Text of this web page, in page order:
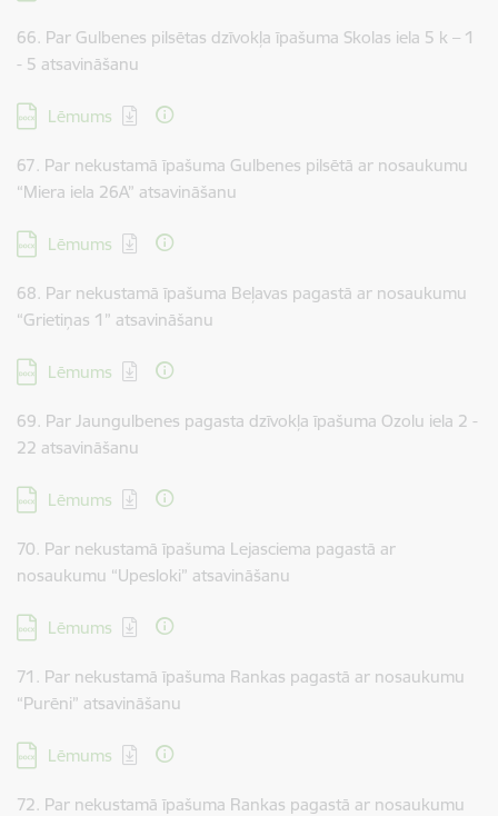
66. Par Gulbenes pilsētas dzīvokļa īpašuma Skolas iela 5 k – 1
- 5 atsavināšanu
Lejupielādēt:
Lēmums
67. Par nekustamā īpašuma Gulbenes pilsētā ar nosaukumu
“Miera iela 26A” atsavināšanu
Lejupielādēt:
Lēmums
68. Par nekustamā īpašuma Beļavas pagastā ar nosaukumu
“Grietiņas 1” atsavināšanu
Lejupielādēt:
Lēmums
69. Par Jaungulbenes pagasta dzīvokļa īpašuma Ozolu iela 2 -
22 atsavināšanu
Lejupielādēt:
Lēmums
70. Par nekustamā īpašuma Lejasciema pagastā ar
nosaukumu “Upesloki” atsavināšanu
Lejupielādēt:
Lēmums
71. Par nekustamā īpašuma Rankas pagastā ar nosaukumu
“Purēni” atsavināšanu
Lejupielādēt:
Lēmums
72. Par nekustamā īpašuma Rankas pagastā ar nosaukumu